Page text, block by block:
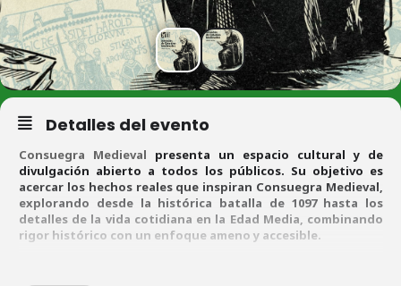
Detalles del evento
Consuegra Medieval presenta un espacio cultural y de
divulgación abierto a todos los públicos. Su objetivo es
acercar los hechos reales que inspiran Consuegra Medieval,
explorando desde la histórica batalla de 1097 hasta los
detalles de la vida cotidiana en la Edad Media, combinando
rigor histórico con un enfoque ameno y accesible.